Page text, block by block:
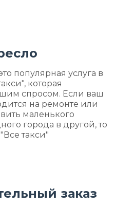
популярная услуга в
которая
спросом. Если ваш
на ремонте или
маленького
города в другой, то
такси"
заказ